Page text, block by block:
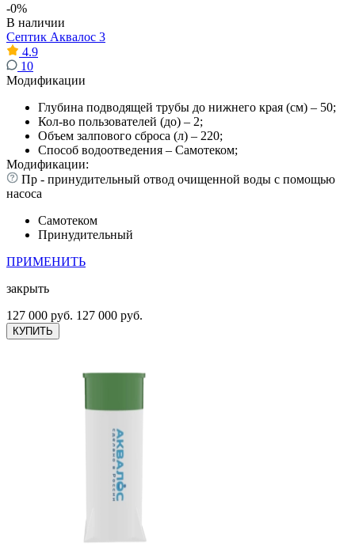
-0%
В наличии
Септик Аквалос 3
4.9
10
Модификации
Глубина подводящей трубы до нижнего края (см) – 50;
Кол-во пользователей (до) – 2;
Объем залпового сброса (л) – 220;
Способ водоотведения – Самотеком;
Модификации:
Пр - принудительный отвод очищенной воды с помощью
насоса
Самотеком
Принудительный
ПРИМЕНИТЬ
закрыть
127 000 руб. 127 000 руб.
КУПИТЬ